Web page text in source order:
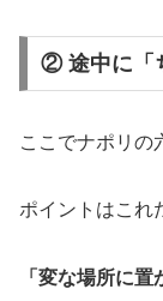
② 途中に「
ここでナポリの
ポイントはこれ
「変な場所に置